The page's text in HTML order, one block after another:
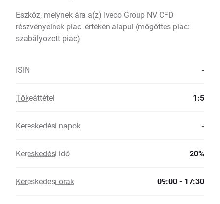
Eszköz, melynek ára a(z) Iveco Group NV CFD
részvényeinek piaci értékén alapul (mögöttes piac:
szabályozott piac)
ISIN -
Tőkeáttétel 1:5
Kereskedési napok -
Kereskedési idő 20%
Kereskedési órák 09:00 - 17:30